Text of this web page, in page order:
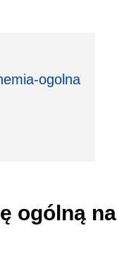
ogolna
ogólną na